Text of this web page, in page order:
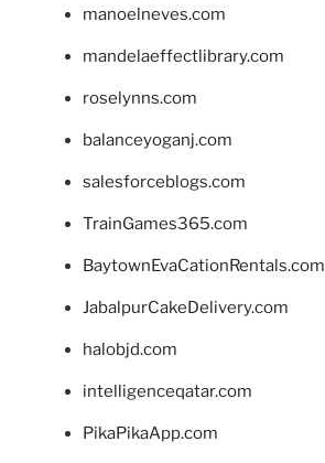
manoelneves.com
mandelaeffectlibrary.com
roselynns.com
balanceyoganj.com
salesforceblogs.com
TrainGames365.com
BaytownEvaCationRentals.com
JabalpurCakeDelivery.com
halobjd.com
intelligenceqatar.com
PikaPikaApp.com